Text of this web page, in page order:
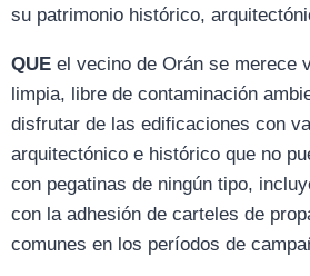
su patrimonio histórico,
QUE el vecino de Orán se merece
limpia, libre de contaminación
disfrutar de las edificaciones con
arquitectónico e histórico que no
con pegatinas de ningún tipo,
con la adhesión de carteles de
comunes en los períodos de